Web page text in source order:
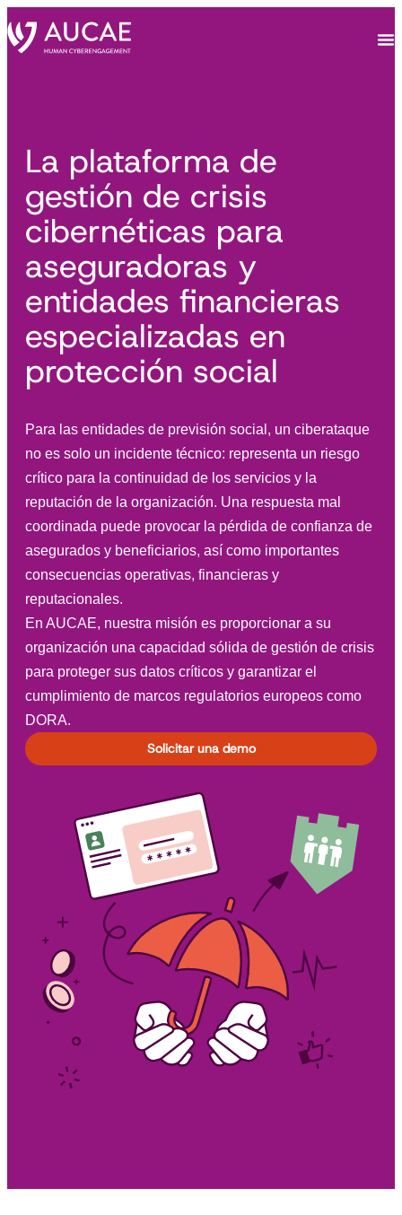
La plataforma de
gestión de crisis
cibernéticas para
aseguradoras y
entidades financieras
especializadas en
protección social
Para las entidades de previsión social, un ciberataque
no es solo un incidente técnico: representa un riesgo
crítico para la continuidad de los servicios y la
reputación de la organización. Una respuesta mal
coordinada puede provocar la pérdida de confianza de
asegurados y beneficiarios, así como importantes
consecuencias operativas, financieras y
reputacionales.
En AUCAE, nuestra misión es proporcionar a su
organización una capacidad sólida de gestión de crisis
para proteger sus datos críticos y garantizar el
cumplimiento de marcos regulatorios europeos como
DORA.
Solicitar una demo